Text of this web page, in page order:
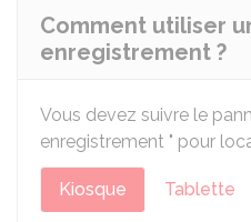
Comment utiliser
enregistrement ?
Vous devez suivre le
enregistrement " pour
Kiosque Tablette